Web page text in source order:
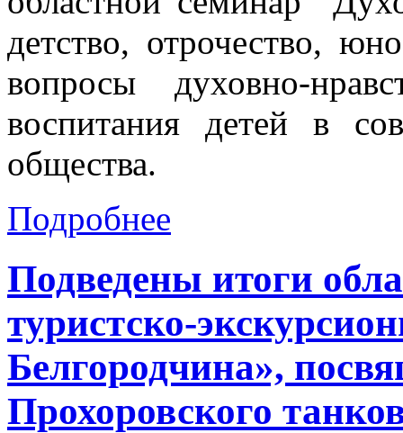
детство, отрочество,
вопросы духовно-
воспитания детей в
общества.
Подробнее
Подведены итоги
туристско-
Белгородчина»,
Прохоровского